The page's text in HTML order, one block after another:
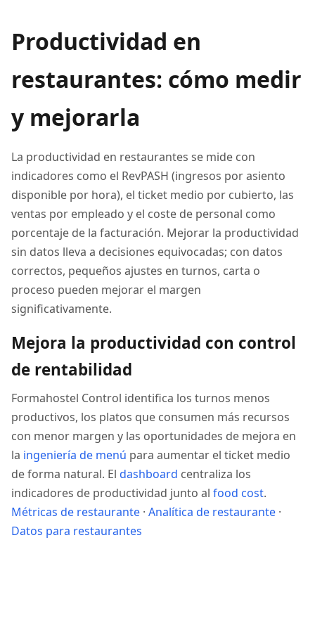
Productividad en
restaurantes: cómo medir
y mejorarla
La productividad en restaurantes se mide con
indicadores como el RevPASH (ingresos por asiento
disponible por hora), el ticket medio por cubierto, las
ventas por empleado y el coste de personal como
porcentaje de la facturación. Mejorar la productividad
sin datos lleva a decisiones equivocadas; con datos
correctos, pequeños ajustes en turnos, carta o
proceso pueden mejorar el margen
significativamente.
Mejora la productividad con control
de rentabilidad
Formahostel Control identifica los turnos menos
productivos, los platos que consumen más recursos
con menor margen y las oportunidades de mejora en
la ingeniería de menú para aumentar el ticket medio
de forma natural. El dashboard centraliza los
indicadores de productividad junto al food cost.
Métricas de restaurante · Analítica de restaurante ·
Datos para restaurantes